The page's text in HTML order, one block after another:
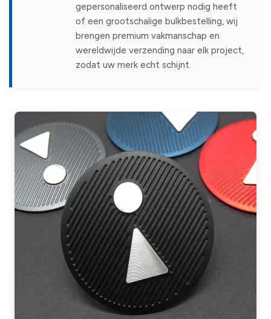
gepersonaliseerd ontwerp nodig heeft
of een grootschalige bulkbestelling, wij
brengen premium vakmanschap en
wereldwijde verzending naar elk project,
zodat uw merk echt schijnt.